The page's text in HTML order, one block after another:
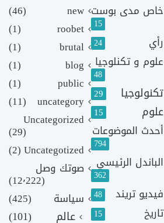
خاص مدى بوست
15
رأي 24
علوم و تكنلوجيا
48
تكنولوجيا 29
علوم 15
أحدث الموضوعات
794
الباندل الرئيسي
362
فيديو تريند 48
تاريخ 15
new
(46)
roobet
(1)
brutal
(1)
blog
(1)
public
(1)
uncategory
(11)
Uncategorized
(29)
Uncategotized
(2)
صوتك وصل
(12٬222)
سياسة
(425)
عالم
(101)